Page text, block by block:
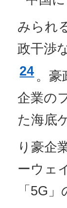
みられ
政干渉
24 。豪
企業の
た海底
り豪企
ーウェ
「5G